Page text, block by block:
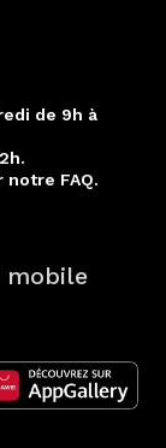
de 9h à
FAQ.
mobile